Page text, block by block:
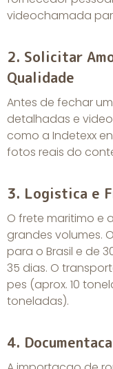
videochamada
2. Solicitar
Qualidade
Antes de fechar
detalhadas e
como a Indetexx
fotos reais do
3. Logistica e
O frete maritimo e
grandes volumes.
para o Brasil e de
35 dias. O
pes (aprox. 10
toneladas).
4.